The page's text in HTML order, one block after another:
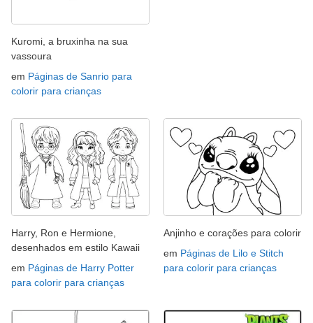
Kuromi, a bruxinha na sua
vassoura
em Páginas de Sanrio para
colorir para crianças
Harry, Ron e Hermione,
desenhados em estilo Kawaii
em Páginas de Harry Potter
para colorir para crianças
Anjinho e corações para colorir
em Páginas de Lilo e Stitch
para colorir para crianças